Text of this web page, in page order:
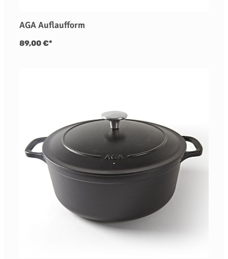
AGA Auflaufform
89,00 €*